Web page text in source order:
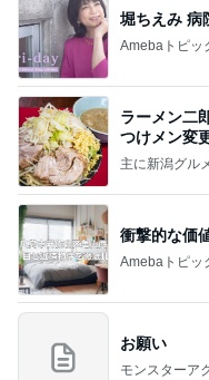
堀ちえみ 病
Amebaトピッ
ラーメン二
つけメン変
主に新潟グル
衝撃的な価
Amebaトピッ
お願い
モンスターア